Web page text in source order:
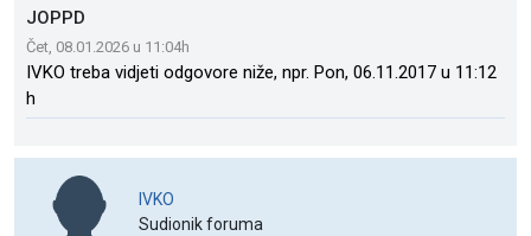
JOPPD
Čet, 08.01.2026 u 11:04h
IVKO treba vidjeti odgovore niže, npr. Pon, 06.11.2017 u 11:12
h
IVKO
Sudionik foruma